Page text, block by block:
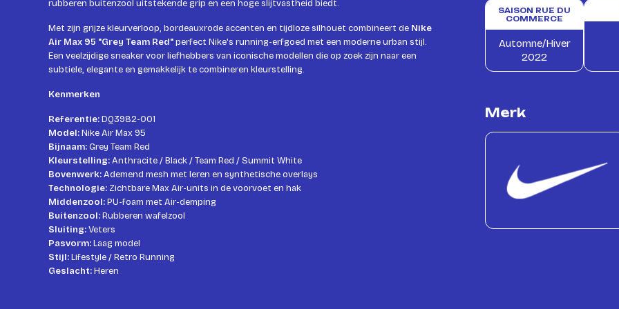
rubberen buitenzool uitstekende grip en een hoge slijtvastheid biedt.
Met zijn grijze kleurverloop, bordeauxrode accenten en tijdloze silhouet combineert de Nike
Air Max 95 "Grey Team Red"perfect Nike's running-erfgoed met een moderne urban stijl.
Een veelzijdige sneaker voor liefhebbers van iconische modellen die op zoek zijn naar een
subtiele, elegante en gemakkelijk te combineren kleurstelling.
Kenmerken
Referentie:DQ3982-001
Model:Nike Air Max 95
Bijnaam:Grey Team Red
Kleurstelling:Anthracite / Black / Team Red / Summit White
Bovenwerk:Ademend mesh met leren en synthetische overlays
Technologie:Zichtbare Max Air-units in de voorvoet en hak
Middenzool:PU-foam met Air-demping
Buitenzool:Rubberen wafelzool
Sluiting:Veters
Pasvorm:Laag model
Stijl:Lifestyle / Retro Running
Geslacht:Heren
SAISON RUE DU
COMMERCE
Automne/Hiver
2022
Merk